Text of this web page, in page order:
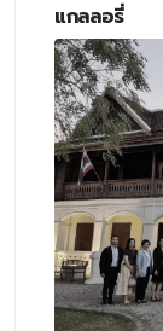
แกลลอรี่